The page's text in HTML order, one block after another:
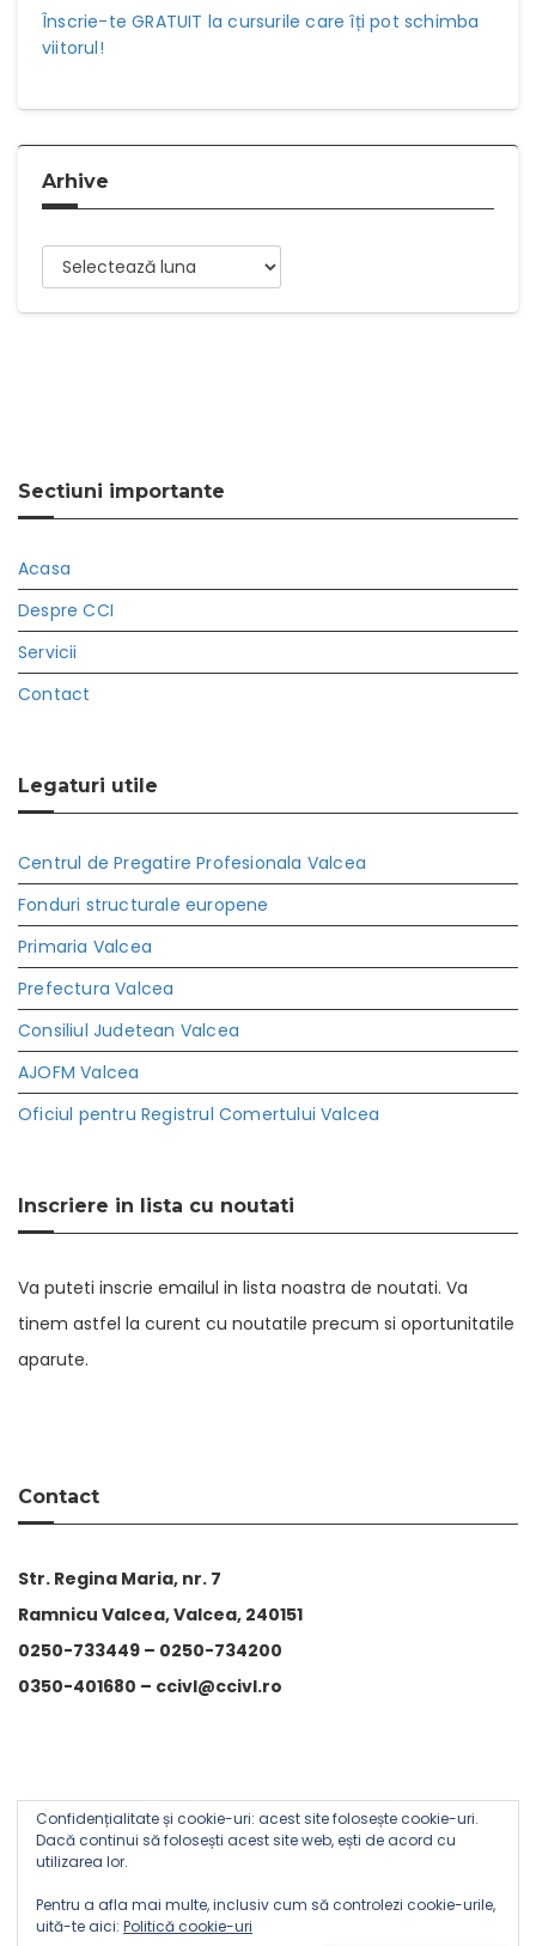
Înscrie-te GRATUIT la cursurile care îți pot schimba
viitorul!
Arhive
Arhive
Sectiuni importante
Acasa
Despre CCI
Servicii
Contact
Legaturi utile
Centrul de Pregatire Profesionala Valcea
Fonduri structurale europene
Primaria Valcea
Prefectura Valcea
Consiliul Judetean Valcea
AJOFM Valcea
Oficiul pentru Registrul Comertului Valcea
Inscriere in lista cu noutati
Va puteti inscrie emailul in lista noastra de noutati. Va
tinem astfel la curent cu noutatile precum si oportunitatile
aparute.
Contact
Str. Regina Maria, nr. 7
Ramnicu Valcea, Valcea, 240151
0250-733449 – 0250-734200
0350-401680 – ccivl@ccivl.ro
© 2026 Camera de Comert si Industrie Valcea | Theme by
Theme Ansar
Confidențialitate și cookie-uri: acest site folosește cookie-uri.
Dacă continui să folosești acest site web, ești de acord cu
utilizarea lor.
Pentru a afla mai multe, inclusiv cum să controlezi cookie-urile,
uită-te aici: Politică cookie-uri